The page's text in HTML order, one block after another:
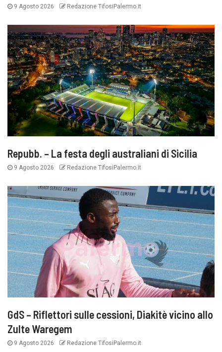
9 Agosto 2026 Redazione TifosiPalermo.it
Repubb. – La festa degli australiani di Sicilia
9 Agosto 2026 Redazione TifosiPalermo.it
GdS – Riflettori sulle cessioni, Diakitè vicino allo
Zulte Waregem
9 Agosto 2026 Redazione TifosiPalermo.it